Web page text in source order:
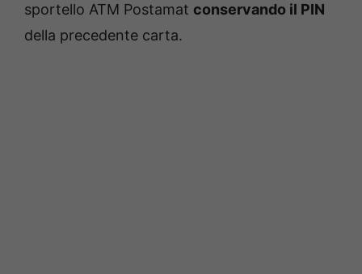
sportello ATM Postamat conservando il PIN
della precedente carta.